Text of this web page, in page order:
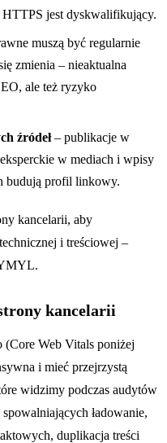
jest dyskwalifikujący.
muszą być regularnie
zmienia – nieaktualna
ale też ryzyko
źródeł– publikacje w
w mediach i wpisy
budują profil linkowy.
kancelarii, aby
i treściowej –
kancelarii
(Core Web Vitals poniżej
i mieć przejrzystą
widzimy podczas audytów
ładowanie,
duplikacja treści